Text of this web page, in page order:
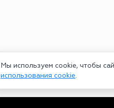
Мы используем cookie, чтобы
использования cookie.